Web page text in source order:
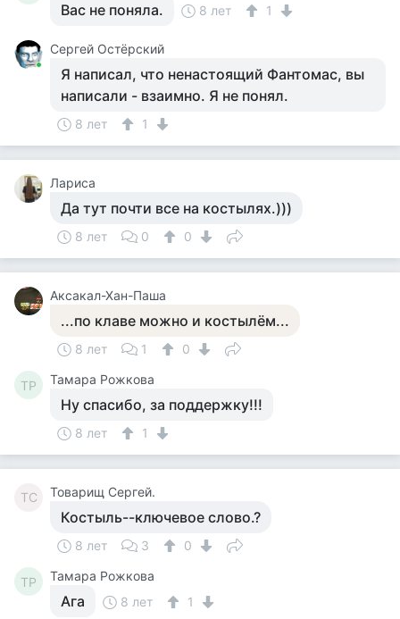
Вас не поняла. 8 лет 1
Сергей Остёрский
Я написал, что ненастоящий Фантомас, вы
написали - взаимно. Я не понял.
8 лет 1
Лариса
Да тут почти все на костылях.)))
8 лет 0 0
Аксакал-Хан-Паша
...по клаве можно и костылём...
8 лет 1 0
ТР Тамара Рожкова
Ну спасибо, за поддержку!!!
8 лет 1
ТС Товарищ Сергей.
Костыль--ключевое слово.?
8 лет 3 0
ТР Тамара Рожкова
Ага 8 лет 1